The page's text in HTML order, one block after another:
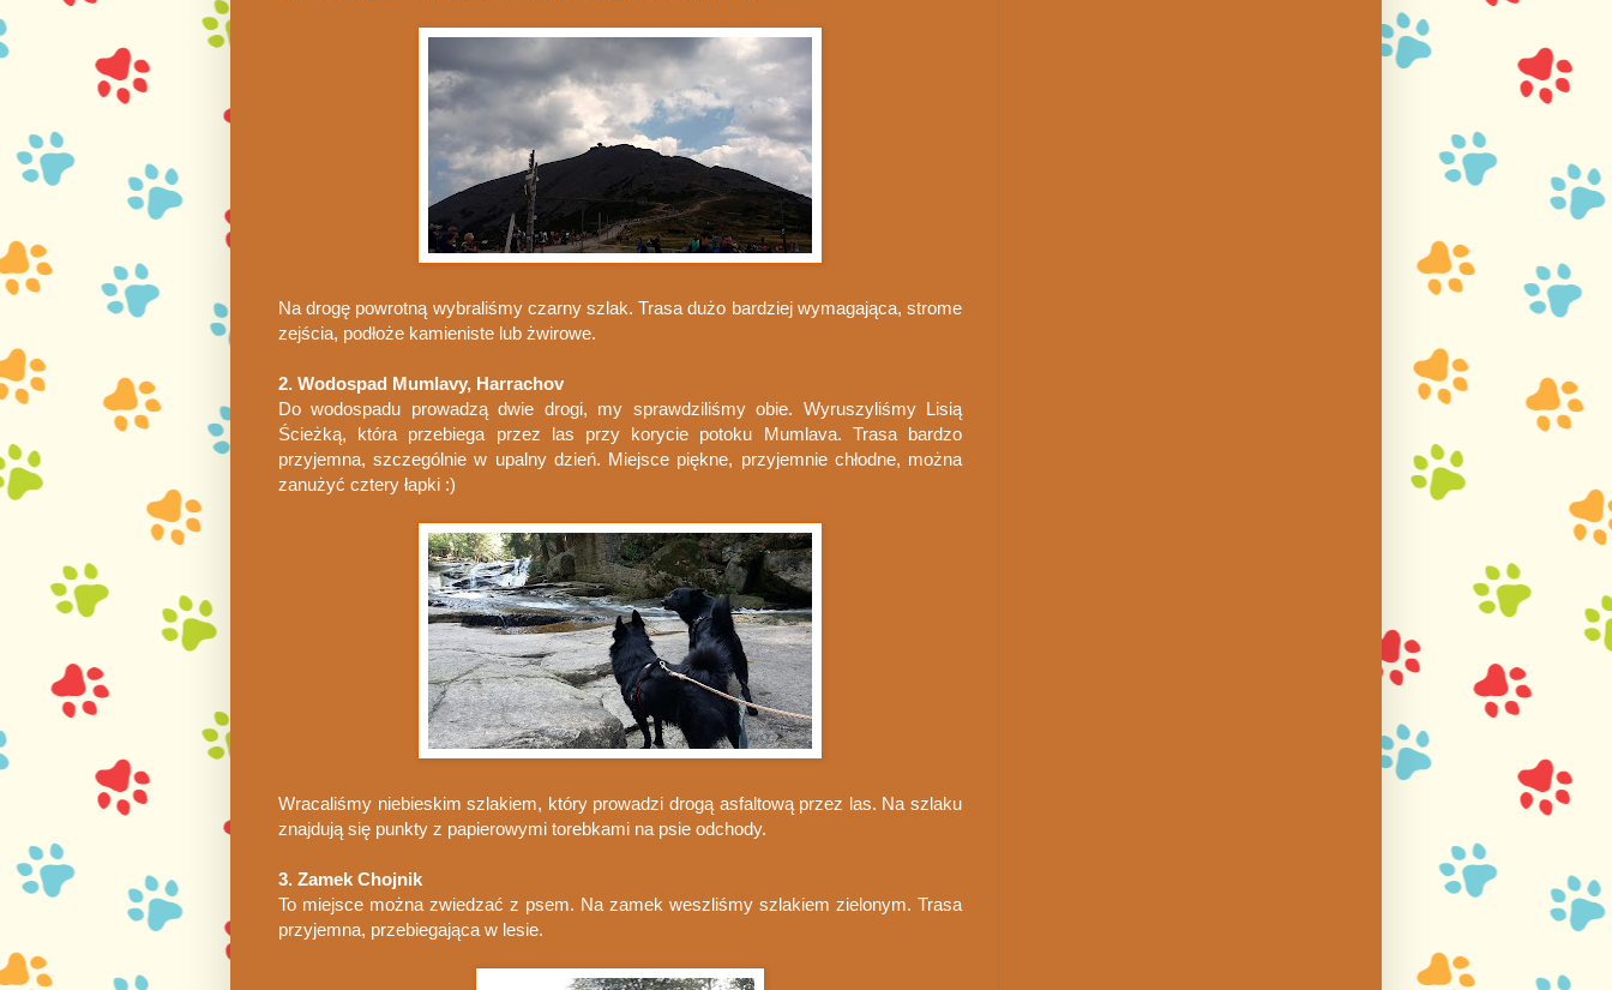
Na drogę powrotną wybraliśmy czarny szlak. Trasa dużo bardziej wymagająca, strome
zejścia, podłoże kamieniste lub żwirowe.
2. Wodospad Mumlavy, Harrachov
Do wodospadu prowadzą dwie drogi, my sprawdziliśmy obie. Wyruszyliśmy Lisią
Ścieżką, która przebiega przez las przy korycie potoku Mumlava. Trasa bardzo
przyjemna, szczególnie w upalny dzień. Miejsce piękne, przyjemnie chłodne, można
zanużyć cztery łapki :)
Wracaliśmy niebieskim szlakiem, który prowadzi drogą asfaltową przez las. Na szlaku
znajdują się punkty z papierowymi torebkami na psie odchody.
3. Zamek Chojnik
To miejsce można zwiedzać z psem. Na zamek weszliśmy szlakiem zielonym. Trasa
przyjemna, przebiegająca w lesie.